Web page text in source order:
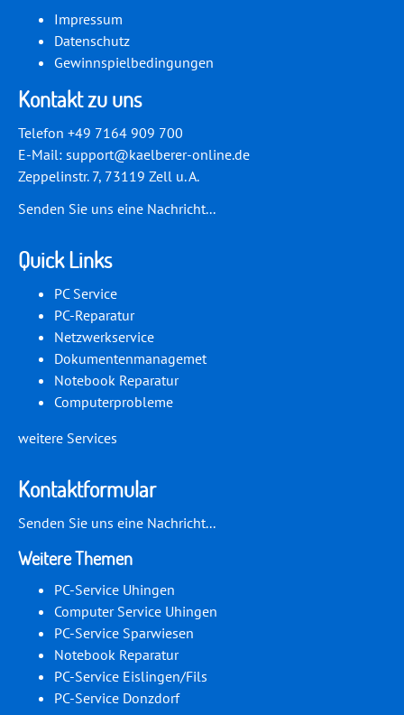
Impressum
Datenschutz
Gewinnspielbedingungen
Kontakt zu uns
Telefon +49 7164 909 700
E-Mail: support@kaelberer-online.de
Zeppelinstr. 7, 73119 Zell u. A.
Senden Sie uns eine Nachricht...
Quick Links
PC Service
PC-Reparatur
Netzwerkservice
Dokumentenmanagemet
Notebook Reparatur
Computerprobleme
weitere Services
Kontaktformular
Senden Sie uns eine Nachricht...
Weitere Themen
PC-Service Uhingen
Computer Service Uhingen
PC-Service Sparwiesen
Notebook Reparatur
PC-Service Eislingen/Fils
PC-Service Donzdorf